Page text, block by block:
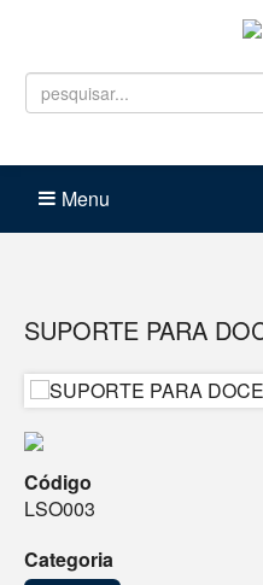
Menu
SUPORTE PARA
Código
LSO003
Categoria